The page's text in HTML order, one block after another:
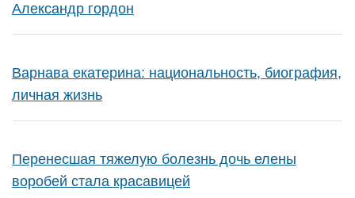
Александр гордон
Варнава екатерина: национальность, биография,
личная жизнь
Перенесшая тяжелую болезнь дочь елены
воробей стала красавицей